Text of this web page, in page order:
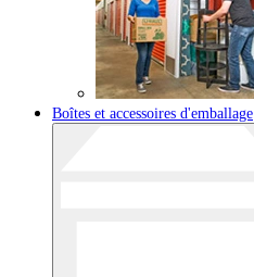
Boîtes et accessoires d'emballage